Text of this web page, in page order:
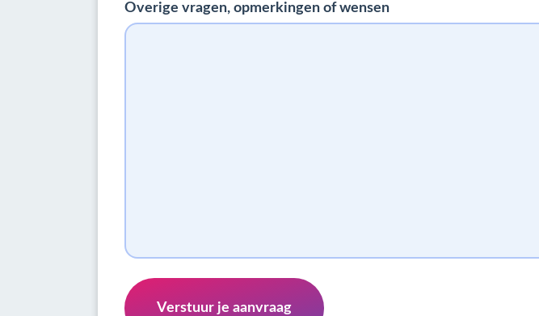
Overige vragen, opmerkingen of wensen
Verstuur je aanvraag